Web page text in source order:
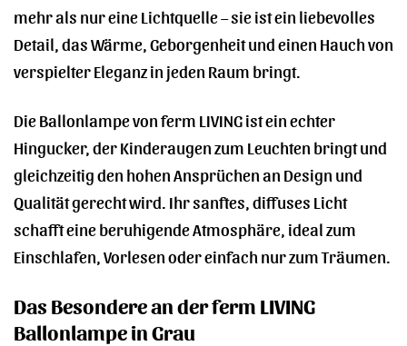
mehr als nur eine Lichtquelle – sie ist ein liebevolles
Detail, das Wärme, Geborgenheit und einen Hauch von
verspielter Eleganz in jeden Raum bringt.
Die Ballonlampe von ferm LIVING ist ein echter
Hingucker, der Kinderaugen zum Leuchten bringt und
gleichzeitig den hohen Ansprüchen an Design und
Qualität gerecht wird. Ihr sanftes, diffuses Licht
schafft eine beruhigende Atmosphäre, ideal zum
Einschlafen, Vorlesen oder einfach nur zum Träumen.
Das Besondere an der ferm LIVING
Ballonlampe in Grau